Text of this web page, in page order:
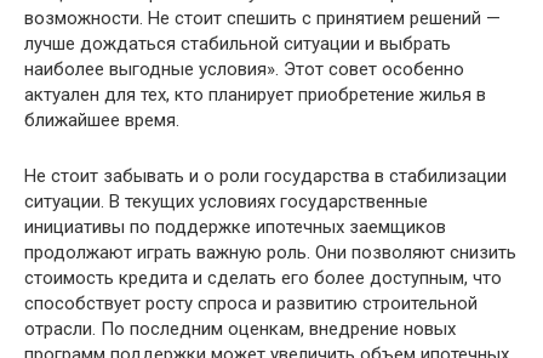
возможности. Не стоит спешить с принятием решений —
лучше дождаться стабильной ситуации и выбрать
наиболее выгодные условия». Этот совет особенно
актуален для тех, кто планирует приобретение жилья в
ближайшее время.
Не стоит забывать и о роли государства в стабилизации
ситуации. В текущих условиях государственные
инициативы по поддержке ипотечных заемщиков
продолжают играть важную роль. Они позволяют снизить
стоимость кредита и сделать его более доступным, что
способствует росту спроса и развитию строительной
отрасли. По последним оценкам, внедрение новых